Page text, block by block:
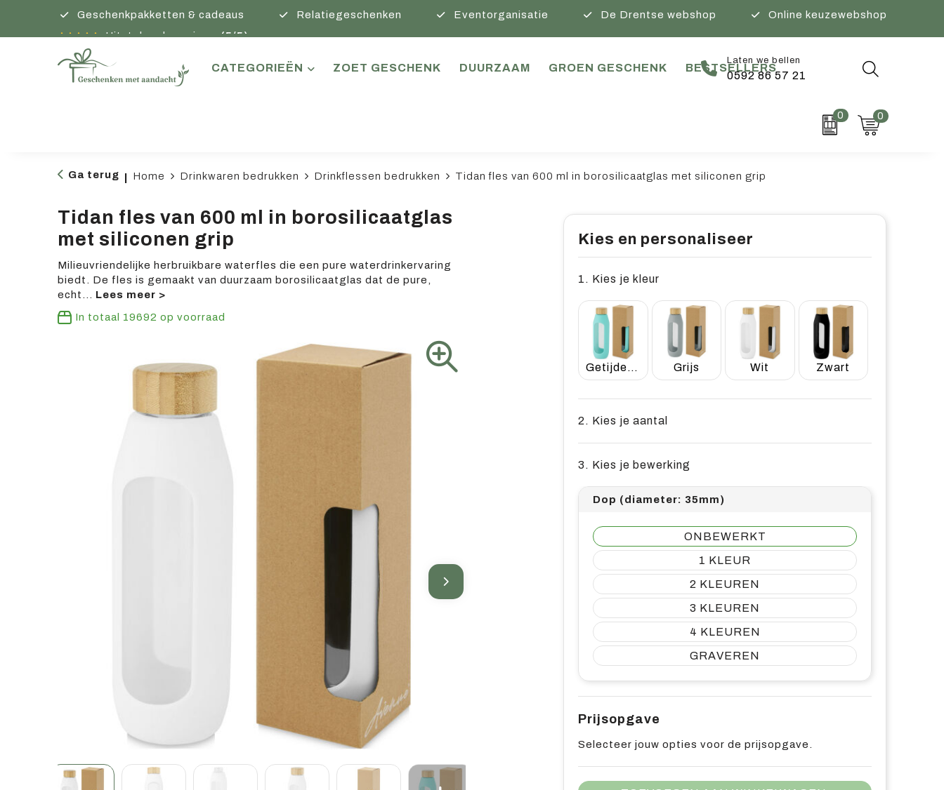
Geschenkpakketten & cadeaus Relatiegeschenken Eventorganisatie De Drentse webshop
Online keuzewebshop
Uitstekende reviews(5/5)
CATEGORIEËN ZOET GESCHENK DUURZAAM GROEN GESCHENK BESTSELLERS
Laten we bellen
0592 86 57 21
0 0
Ga terug Home Drinkwaren bedrukken Drinkflessen bedrukken Tidan fles van 600 ml in borosilicaatglas met siliconen grip
Tidan fles van 600 ml in borosilicaatglas
met siliconen grip
Milieuvriendelijke herbruikbare waterfles die een pure waterdrinkervaring
biedt. De fles is gemaakt van duurzaam borosilicaatglas dat de pure,
echt
In totaal 19692 op voorraad
Kies en personaliseer
1. Kies je kleur
Getijdegroen Grijs Wit Zwart
2. Kies je aantal
3. Kies je bewerking
Dop (diameter: 35mm)
ONBEWERKT
1
2
3
4
GRAVEREN
Prijsopgave
Selecteer jouw opties voor de prijsopgave.